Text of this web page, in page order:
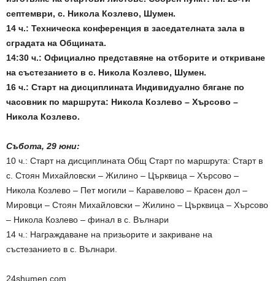
септември, с. Никола Козлево, Шумен.
14 ч.: Техническа конференция в заседателната зала в
сградата на Общината.
14:30 ч.: Официално представяне на отборите и откриване
на състезанието в с. Никола Козлево, Шумен.
16 ч.: Старт на дисциплината Индивидуално бягане по
часовник по маршрута: Никола Козлево – Хърсово –
Никола Козлево.
Събота, 29 юни:
10 ч.: Старт на дисциплината Общ Старт по маршрута: Старт в
с. Стоян Михайловски – Жилино – Църквица – Хърсово –
Никола Козлево – Пет могили – Каравелово – Красен дол –
Мировци – Стоян Михайловски – Жилино – Църквица – Хърсово
– Никола Козлево – финал в с. Вълнари
14 ч.: Награждаване на призьорите и закриване на
състезанието в с. Вълнари.
24shumen.com